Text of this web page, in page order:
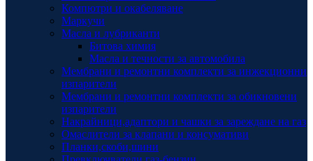
Компютри и окабеляване
Маркучи
Масла и лубриканти
Битова химия
Масла и течности за автомобила
Мембрани и ремонтни комплекти за инжекционни
изпарители
Мембрани и ремонтни комплекти за обикновени
изпарители
Накрайници,адаптори и чашки за зареждане на газ
Омаслители за клапани и консумативи
Планки,скоби,шини